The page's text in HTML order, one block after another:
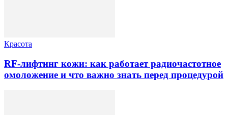
Красота
RF-лифтинг кожи: как работает радиочастотное
омоложение и что важно знать перед процедурой